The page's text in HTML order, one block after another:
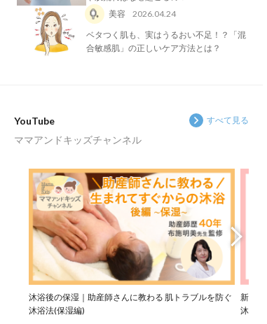
美容
2026.04.24
ベタつく肌も、実はうるおい不足！？「混
合敏感肌」の正しいケア方法とは？
YouTube すべて見る
ママアンドキッズチャンネル
Previous
沐浴後の保湿｜助産師さんに教わる 肌トラブルを防ぐ
沐浴法(保湿編)
新生
沐浴法
Next